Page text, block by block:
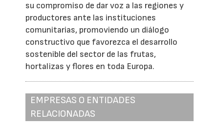
su compromiso de dar voz a las regiones y
productores ante las instituciones
comunitarias, promoviendo un diálogo
constructivo que favorezca el desarrollo
sostenible del sector de las frutas,
hortalizas y flores en toda Europa.
EMPRESAS O ENTIDADES
RELACIONADAS